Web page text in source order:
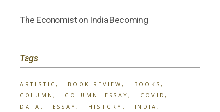
The Economist on India Becoming
Tags
ARTISTIC BOOK REVIEW
BOOKS
COLUMN
COLUMN. ESSAY
COVID
DATA
ESSAY HISTORY
INDIA